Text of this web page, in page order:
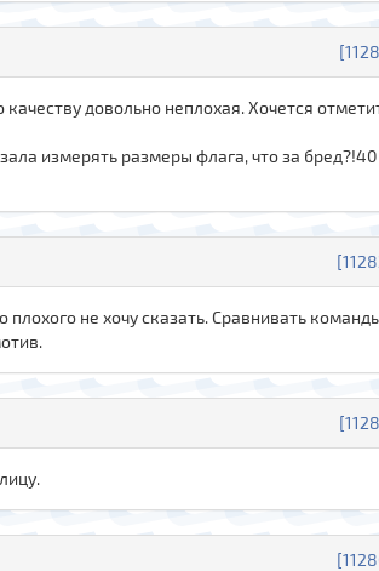
довольно неплохая. Хочется
измерять размеры флага, что за
не хочу сказать. Сравнивать